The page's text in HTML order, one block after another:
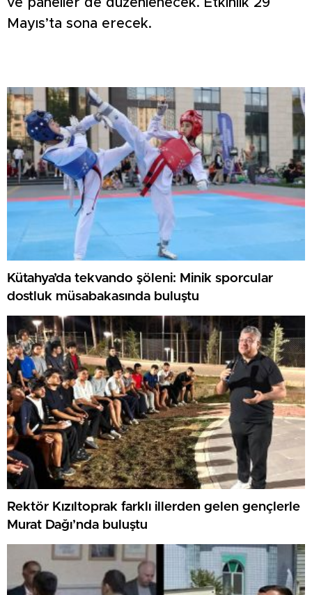
ve paneller de düzenlenecek. Etkinlik 29
Mayıs’ta sona erecek.
Kütahya’da tekvando şöleni: Minik sporcular
dostluk müsabakasında buluştu
Rektör Kızıltoprak farklı illerden gelen gençlerle
Murat Dağı’nda buluştu